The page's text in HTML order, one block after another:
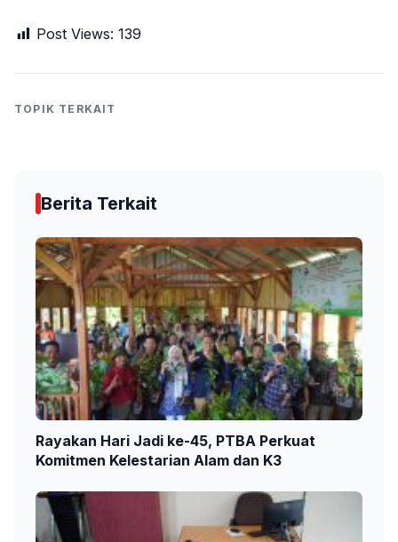
Post Views: 139
TOPIK TERKAIT
Berita Terkait
Rayakan Hari Jadi ke-45, PTBA Perkuat
Komitmen Kelestarian Alam dan K3